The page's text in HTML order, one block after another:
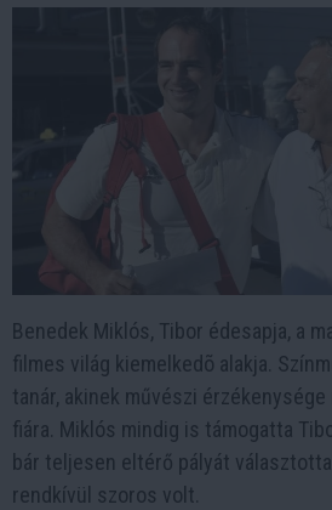
Benedek Miklós, Tibor édesapja, a
filmes világ kiemelkedõ alakja.
tanár, akinek művészi
fiára. Miklós mindig is támogatta
bár teljesen eltérő pályát
rendkívül szoros volt.